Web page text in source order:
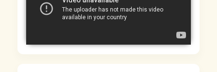
boulevard et en se produisant dans de
petites salles. En 2011, elle a obtenu un
Sophia Azzeddine, « Mon père est femme